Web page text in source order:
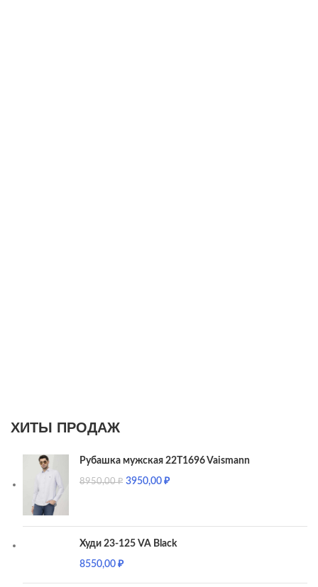
ХИТЫ ПРОДАЖ
Рубашка мужская 22T1696 Vaismann
8950,00₽ 3950,00₽
Худи 23-125 VA Black
8550,00₽